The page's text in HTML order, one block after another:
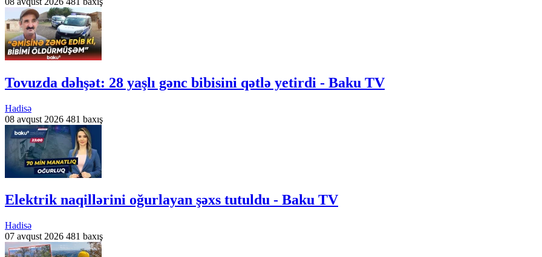
Tovuzda dəhşət: 28 yaşlı gənc bibisini qətlə yetirdi - Baku TV
Hadisə
08 avqust 2026 481 baxış
Elektrik naqillərini oğurlayan şəxs tutuldu - Baku TV
Hadisə
07 avqust 2026 481 baxış